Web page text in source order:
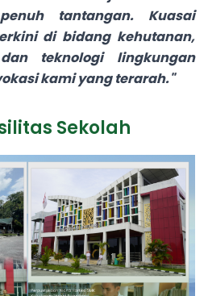
tantangan. Kuasai
di bidang kehutanan,
teknologi lingkungan
kami yang terarah."
Sekolah